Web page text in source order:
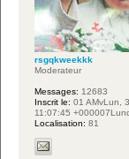
rsgqkweekkk
Moderateur
Messages: 12683
Inscrit le: 01 AMvLun,
11:07:45
Localisation: 81